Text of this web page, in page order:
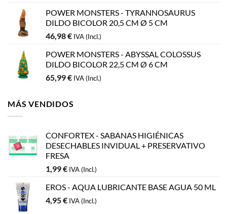
POWER MONSTERS - TYRANNOSAURUS
DILDO BICOLOR 20,5 CM Ø 5 CM
46,98€ IVA (Incl.)
POWER MONSTERS - ABYSSAL COLOSSUS
DILDO BICOLOR 22,5 CM Ø 6 CM
65,99€ IVA (Incl.)
MÁS VENDIDOS
CONFORTEX - SABANAS HIGIÉNICAS
DESECHABLES INVIDUAL + PRESERVATIVO
FRESA
1,99€ IVA (Incl.)
EROS - AQUA LUBRICANTE BASE AGUA 50 ML
4,95€ IVA (Incl.)